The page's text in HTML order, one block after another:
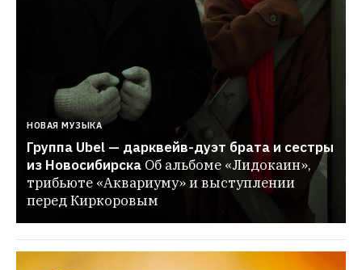
НОВАЯ МУЗЫКА
Группа Ubel — дарквейв-дуэт брата и сестры
из Новосибирска Об альбоме «Лидокаин»,
трибьюте «Аквариуму» и выступлении
перед Киркоровым